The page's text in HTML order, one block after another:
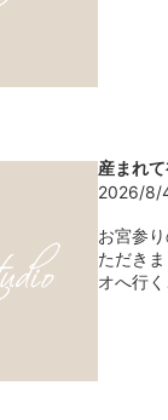
産まれ
2026/8/
お宮参
ただき
オへ行